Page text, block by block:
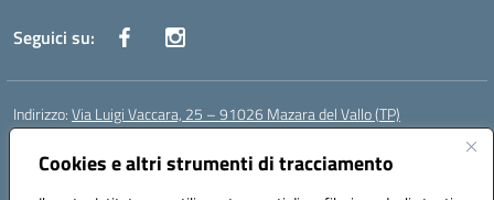
Cookies e altri strumenti di tracciamento
Seguici su:
Indirizzo:Via Luigi Vaccara, 25 – 91026 Mazara del Vallo (TP)
Centralino:
Posta elettronica certificata (PEC):tpic843007@pec.istruzione.it